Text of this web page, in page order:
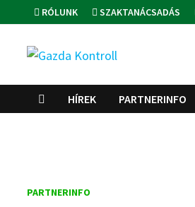
to
content
RÓLUNK SZAKTANÁCSADÁS
HÍREK PARTNERINFO
PARTNERINFO